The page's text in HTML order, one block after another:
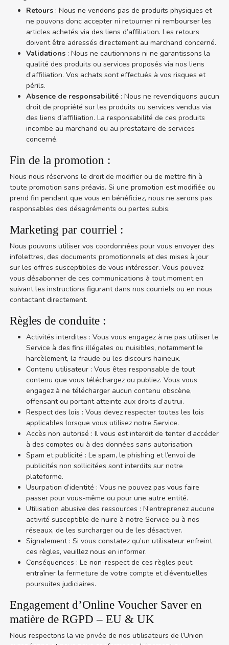
Retours: Nous ne vendons pas de produits physiques et
ne pouvons donc accepter ni retourner ni rembourser les
articles achetés via des liens d’affiliation. Les retours
doivent être adressés directement au marchand concerné.
Validations: Nous ne cautionnons ni ne garantissons la
qualité des produits ou services proposés via nos liens
d’affiliation. Vos achats sont effectués à vos risques et
périls.
Absence de responsabilité: Nous ne revendiquons aucun
droit de propriété sur les produits ou services vendus via
des liens d’affiliation. La responsabilité de ces produits
incombe au marchand ou au prestataire de services
concerné.
Fin de la promotion :
Nous nous réservons le droit de modifier ou de mettre fin à
toute promotion sans préavis. Si une promotion est modifiée ou
prend fin pendant que vous en bénéficiez, nous ne serons pas
responsables des désagréments ou pertes subis.
Marketing par courriel :
Nous pouvons utiliser vos coordonnées pour vous envoyer des
infolettres, des documents promotionnels et des mises à jour
sur les offres susceptibles de vous intéresser. Vous pouvez
vous désabonner de ces communications à tout moment en
suivant les instructions figurant dans nos courriels ou en nous
contactant directement.
Règles de conduite :
Activités interdites : Vous vous engagez à ne pas utiliser le
Service à des fins illégales ou nuisibles, notamment le
harcèlement, la fraude ou les discours haineux.
Contenu utilisateur : Vous êtes responsable de tout
contenu que vous téléchargez ou publiez. Vous vous
engagez à ne télécharger aucun contenu obscène,
offensant ou portant atteinte aux droits d’autrui.
Respect des lois : Vous devez respecter toutes les lois
applicables lorsque vous utilisez notre Service.
Accès non autorisé : Il vous est interdit de tenter d’accéder
à des comptes ou à des données sans autorisation.
Spam et publicité : Le spam, le phishing et l’envoi de
publicités non sollicitées sont interdits sur notre
plateforme.
Usurpation d’identité : Vous ne pouvez pas vous faire
passer pour vous-même ou pour une autre entité.
Utilisation abusive des ressources : N’entreprenez aucune
activité susceptible de nuire à notre Service ou à nos
réseaux, de les surcharger ou de les désactiver.
Signalement : Si vous constatez qu’un utilisateur enfreint
ces règles, veuillez nous en informer.
Conséquences : Le non-respect de ces règles peut
entraîner la fermeture de votre compte et d’éventuelles
poursuites judiciaires.
Engagement d’Online Voucher Saver en
matière de RGPD – EU & UK
Nous respectons la vie privée de nos utilisateurs de l’Union